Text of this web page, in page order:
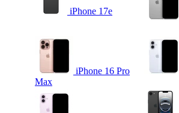
iPhone 17e
iPhone 16 Pro
Max